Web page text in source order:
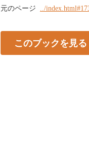
元のページ ../
このブックを見る